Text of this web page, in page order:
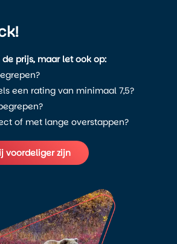
prijs, maar let ook op:
een rating van minimaal 7,5?
of met lange overstappen?
voordeliger zijn